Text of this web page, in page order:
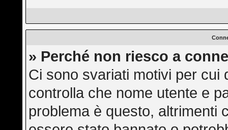
» Perché non riesco a
Ci sono svariati motivi per
controlla che nome utente e
problema è questo, altrimenti